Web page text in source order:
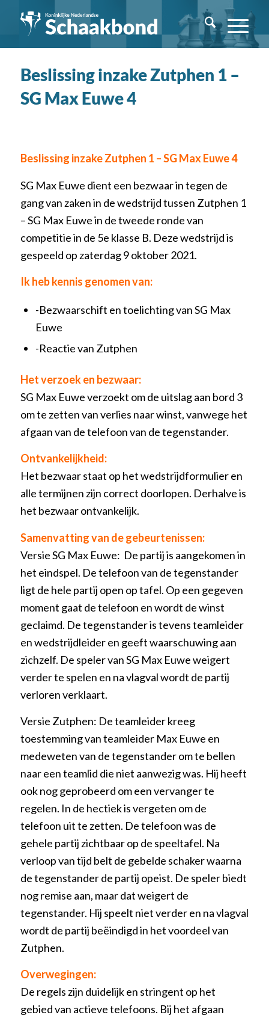
Beslissing inzake Zutphen 1 –
SG Max Euwe 4
Beslissing inzake Zutphen 1 – SG Max Euwe 4
SG Max Euwe dient een bezwaar in tegen de
gang van zaken in de wedstrijd tussen Zutphen 1
– SG Max Euwe in de tweede ronde van
competitie in de 5e klasse B. Deze wedstrijd is
gespeeld op zaterdag 9 oktober 2021.
Ik heb kennis genomen van:
-Bezwaarschift en toelichting van SG Max
Euwe
-Reactie van Zutphen
Het verzoek en bezwaar:
SG Max Euwe verzoekt om de uitslag aan bord 3
om te zetten van verlies naar winst, vanwege het
afgaan van de telefoon van de tegenstander.
Ontvankelijkheid:
Het bezwaar staat op het wedstrijdformulier en
alle termijnen zijn correct doorlopen. Derhalve is
het bezwaar ontvankelijk.
Samenvatting van de gebeurtenissen:
Versie SG Max Euwe: De partij is aangekomen in
het eindspel. De telefoon van de tegenstander
ligt de hele partij open op tafel. Op een gegeven
moment gaat de telefoon en wordt de winst
geclaimd. De tegenstander is tevens teamleider
en wedstrijdleider en geeft waarschuwing aan
zichzelf. De speler van SG Max Euwe weigert
verder te spelen en na vlagval wordt de partij
verloren verklaart.
Versie Zutphen: De teamleider kreeg
toestemming van teamleider Max Euwe en
medeweten van de tegenstander om te bellen
naar een teamlid die niet aanwezig was. Hij heeft
ook nog geprobeerd om een vervanger te
regelen. In de hectiek is vergeten om de
telefoon uit te zetten. De telefoon was de
gehele partij zichtbaar op de speeltafel. Na
verloop van tijd belt de gebelde schaker waarna
de tegenstander de partij opeist. De speler biedt
nog remise aan, maar dat weigert de
tegenstander. Hij speelt niet verder en na vlagval
wordt de partij beëindigd in het voordeel van
Zutphen.
Overwegingen:
De regels zijn duidelijk en stringent op het
gebied van actieve telefoons. Bij het afgaan